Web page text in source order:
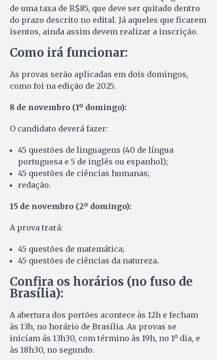
de uma taxa de R$85, que deve ser quitado dentro
do prazo descrito no edital. Já aqueles que ficarem
isentos, ainda assim devem realizar a inscrição.
Como irá funcionar:
As provas serão aplicadas em dois domingos,
como foi na edição de 2025.
8 de novembro (1º domingo):
O candidato deverá fazer:
45 questões de linguagens (40 de língua
portuguesa e 5 de inglês ou espanhol);
45 questões de ciências humanas;
redação.
15 de novembro (2º domingo):
A prova trará:
45 questões de matemática;
45 questões de ciências da natureza.
Confira os horários (no fuso de
Brasília):
A abertura dos portões acontece às 12h e fecham
às 13h, no horário de Brasília. As provas se
inicíam ás 13h30, com término às 19h, no 1º dia, e
às 18h30, no segundo.